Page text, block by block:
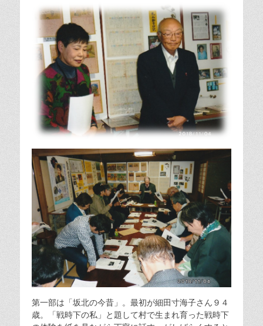
第一部は「坂北の今昔」。最初が細田寸海子さん９４
歳。「戦時下の私」と題して村で生まれ育った戦時下